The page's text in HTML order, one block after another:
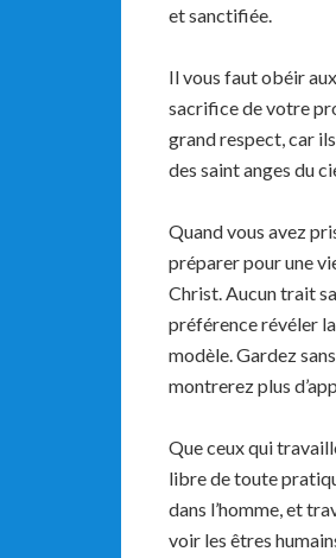
et sanctifiée.
Il vous faut obéir
sacrifice de votre
grand respect, car
des saint anges du
Quand vous avez
préparer pour une
Christ. Aucun trait
préférence révéler
modèle. Gardez
montrerez plus
Que ceux qui
libre de toute
dans l’homme, et
voir les êtres